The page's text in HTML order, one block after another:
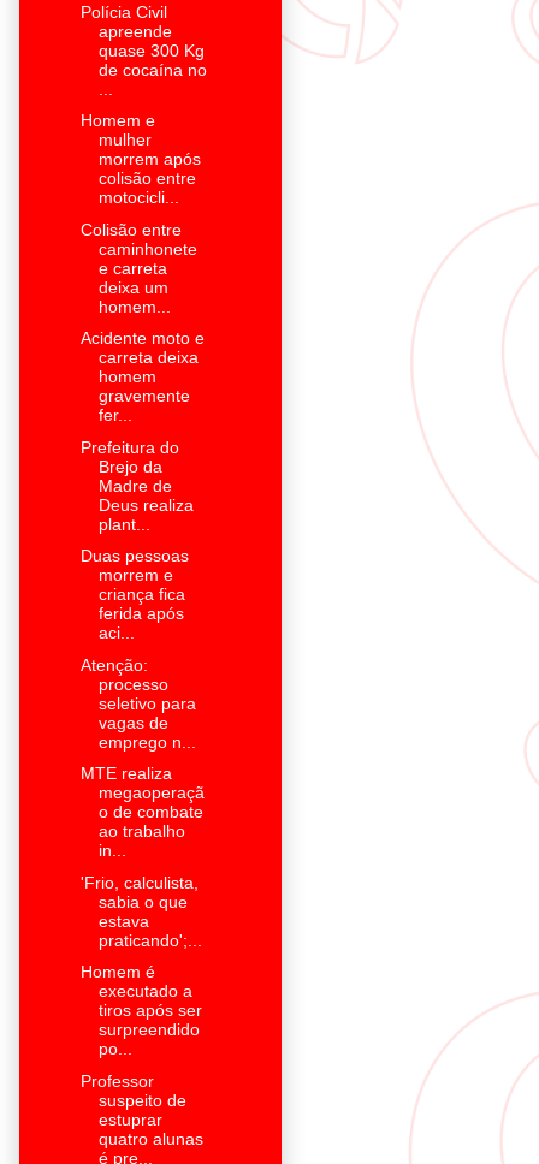
Polícia Civil
apreende
quase 300 Kg
de cocaína no
Homem e
mulher
morrem após
colisão entre
motocicli...
Colisão entre
caminhonete
e carreta
deixa um
homem...
Acidente moto e
carreta deixa
homem
gravemente
fer...
Prefeitura do
Brejo da
Madre de
Deus realiza
plant...
Duas pessoas
morrem e
criança fica
ferida após
aci...
Atenção:
processo
seletivo para
vagas de
emprego n...
MTE realiza
megaoperaçã
o de combate
ao trabalho
in...
'Frio, calculista,
sabia o que
estava
praticando';...
Homem é
executado a
tiros após ser
surpreendido
po...
Professor
suspeito de
estuprar
quatro alunas
é pre...